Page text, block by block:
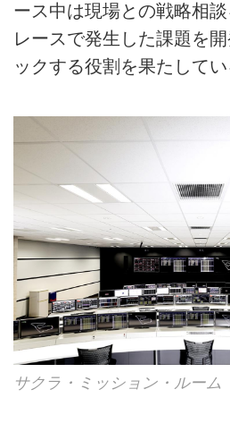
ース中は現場との戦略相談
レースで発生した課題を
ックする役割を果たしてい
サクラ・ミッション・ルーム